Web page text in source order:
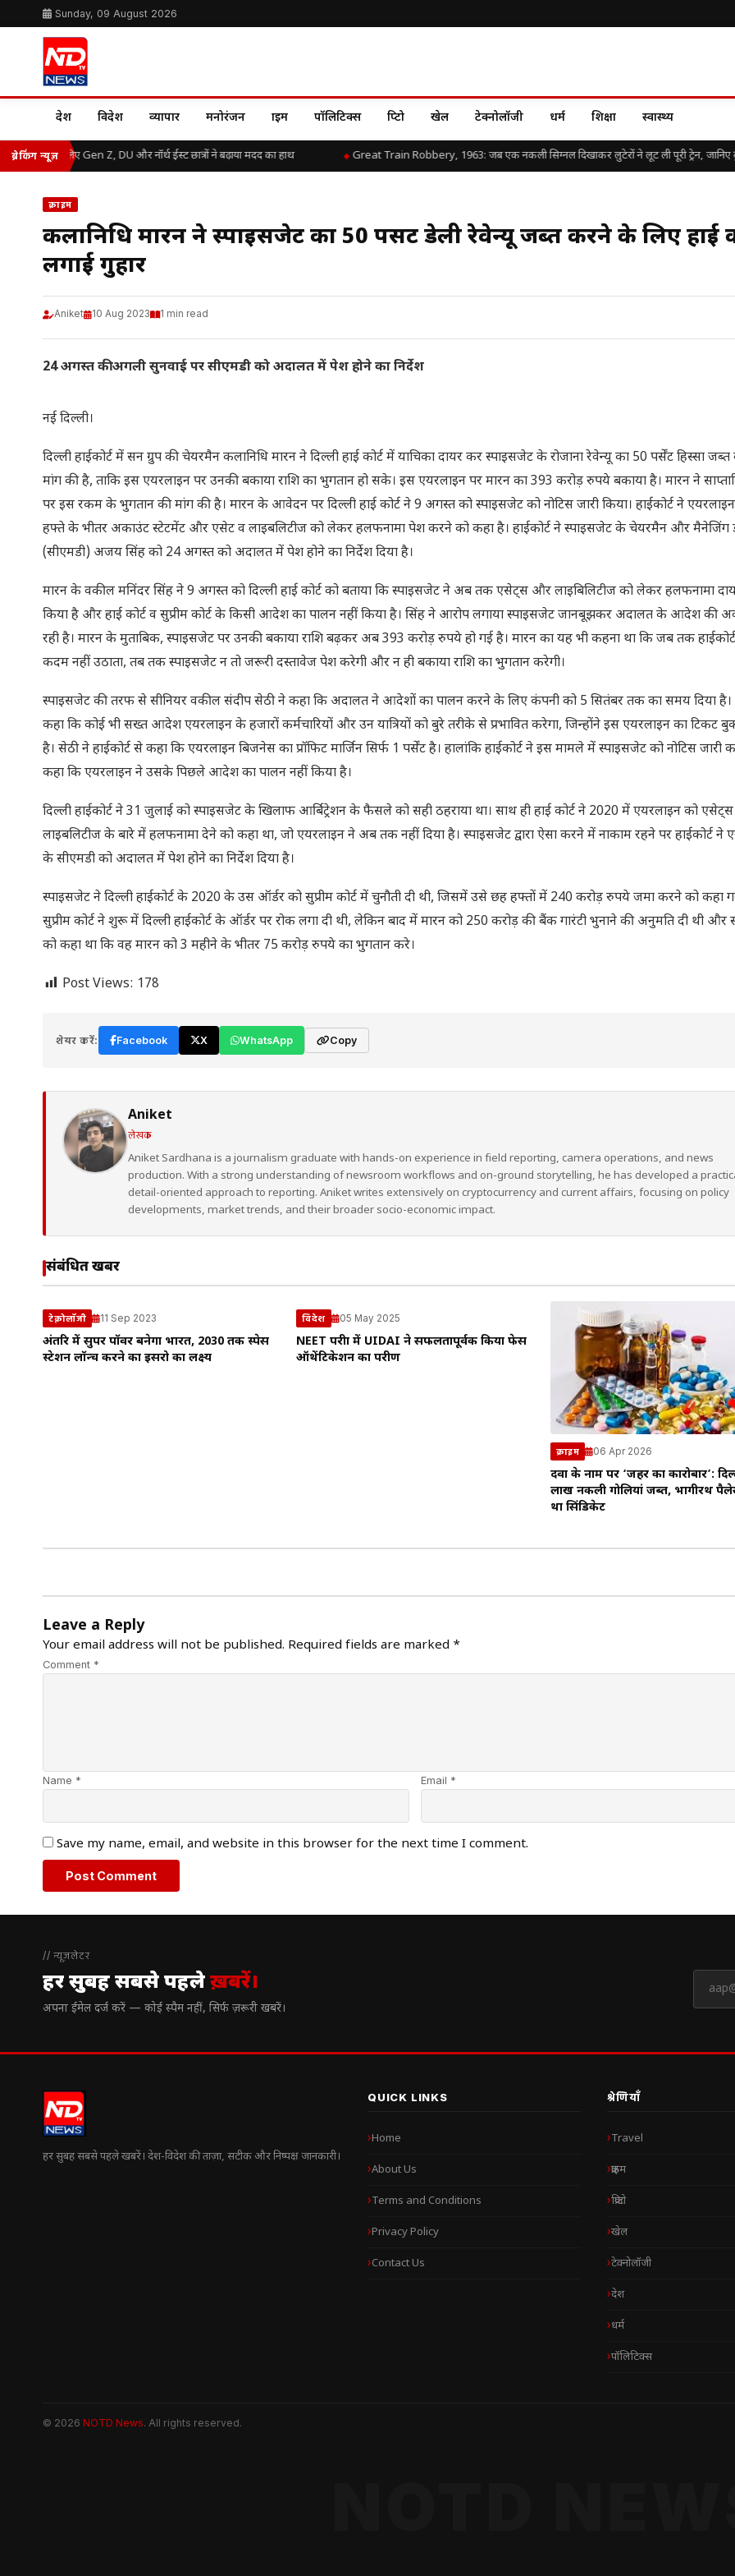
Sunday, 09 August 2026
देश विदेश व्यापार मनोरंजन क्राइम पॉलिटिक्स क्रिप्टो खेल टेक्नोलॉजी धर्म शिक्षा स्वास्थ्य
ब्रेकिंग न्यूज़
राहत के लिए Gen Z, DU और नॉर्थ ईस्ट छात्रों ने बढ़ाया मदद का हाथ Great Train Robbery, 1963: जब एक नकली सिग्नल दिखाकर लुटेरों ने लूट ली पूरी ट्रेन, जानिए
क्राइम
कलानिधि मारन ने स्पाइसजेट का 50 पर्सेंट डेली रेवेन्यू जब्त करने के लिए हाई
लगाई गुहार
Aniket 10 Aug 2023 1 min read
24 अगस्त की अगली सुनवाई पर सीएमडी को अदालत में पेश होने का निर्देश
नई दिल्ली।
दिल्ली हाईकोर्ट में सन ग्रुप की चेयरमैन कलानिधि मारन ने दिल्ली हाई कोर्ट में याचिका दायर कर स्पाइसजेट के रोजाना रेवेन्यू का 50 पर्सेंट हिस्सा
मांग की है, ताकि इस एयरलाइन पर उनकी बकाया राशि का भुगतान हो सके। इस एयरलाइन पर मारन का 393 करोड़ रुपये बकाया है। मारन ने
पर इस रकम के भुगतान की मांग की है। मारन के आवेदन पर दिल्ली हाई कोर्ट ने 9 अगस्त को स्पाइसजेट को नोटिस जारी किया। हाईकोर्ट ने
हफ्ते के भीतर अकाउंट स्टेटमेंट और एसेट व लाइबलिटीज को लेकर हलफनामा पेश करने को कहा है। हाईकोर्ट ने स्पाइसजेट के चेयरमैन और मैनेजिंग
(सीएमडी) अजय सिंह को 24 अगस्त को अदालत में पेश होने का निर्देश दिया है।
मारन के वकील मनिंदर सिंह ने 9 अगस्त को दिल्ली हाई कोर्ट को बताया कि स्पाइसजेट ने अब तक एसेट्स और लाइबिलिटीज को लेकर हलफनामा
किया है और हाई कोर्ट व सुप्रीम कोर्ट के किसी आदेश का पालन नहीं किया है। सिंह ने आरोप लगाया स्पाइसजेट जानबूझकर अदालत के आदेश की
रही है। मारन के मुताबिक, स्पाइसजेट पर उनकी बकाया राशि बढ़कर अब 393 करोड़ रुपये हो गई है। मारन का यह भी कहना था कि जब तक
कदम नहीं उठाता, तब तक स्पाइसजेट न तो जरूरी दस्तावेज पेश करेगी और न ही बकाया राशि का भुगतान करेगी।
स्पाइसजेट की तरफ से सीनियर वकील संदीप सेठी ने कहा कि अदालत ने आदेशों का पालन करने के लिए कंपनी को 5 सितंबर तक का समय दिया है।
कहा कि कोई भी सख्त आदेश एयरलाइन के हजारों कर्मचारियों और उन यात्रियों को बुरे तरीके से प्रभावित करेगा, जिन्होंने इस एयरलाइन का टिकट
है। सेठी ने हाईकोर्ट से कहा कि एयरलाइन बिजनेस का प्रॉफिट मार्जिन सिर्फ 1 पर्सेंट है। हालांकि हाईकोर्ट ने इस मामले में स्पाइसजेट को नोटिस जारी
कहा कि एयरलाइन ने उसके पिछले आदेश का पालन नहीं किया है।
दिल्ली हाईकोर्ट ने 31 जुलाई को स्पाइसजेट के खिलाफ आर्बिट्रेशन के फैसले को सही ठहराया था। साथ ही हाई कोर्ट ने 2020 में एयरलाइन को
लाइबलिटीज के बारे में हलफनामा देने को कहा था, जो एयरलाइन ने अब तक नहीं दिया है। स्पाइसजेट द्वारा ऐसा करने में नाकाम रहने पर हाईकोर्ट ने
के सीएमडी को अदालत में पेश होने का निर्देश दिया है।
स्पाइसजेट ने दिल्ली हाईकोर्ट के 2020 के उस ऑर्डर को सुप्रीम कोर्ट में चुनौती दी थी, जिसमें उसे छह हफ्तों में 240 करोड़ रुपये जमा करने को कहा
सुप्रीम कोर्ट ने शुरू में दिल्ली हाईकोर्ट के ऑर्डर पर रोक लगा दी थी, लेकिन बाद में मारन को 250 करोड़ की बैंक गारंटी भुनाने की अनुमति दी थी और
को कहा था कि वह मारन को 3 महीने के भीतर 75 करोड़ रुपये का भुगतान करे।
Post Views: 178
शेयर करें: Facebook X WhatsApp Copy
Aniket
लेखक
Aniket Sardhana is a journalism graduate with hands-on experience in field reporting, camera operations, and news
production. With a strong understanding of newsroom workflows and on-ground storytelling, he has developed a
detail-oriented approach to reporting. Aniket writes extensively on cryptocurrency and current affairs, focusing on policy
developments, market trends, and their broader socio-economic impact.
संबंधित खबरें
टेक्नोलॉजी 11 Sep 2023
अंतरिक्ष में सुपर पॉवर बनेगा भारत, 2030 तक स्पेस
स्टेशन लॉन्च करने का इसरो का लक्ष्य
विदेश 05 May 2025
NEET परीक्षा में UIDAI ने सफलतापूर्वक किया फेस
ऑथेंटिकेशन का परीक्षण
क्राइम 06 Apr 2026
दवा के नाम पर ‘जहर का कारोबार’:
लाख नकली गोलियां जब्त, भागीरथ
था सिंडिकेट
Leave a Reply
Your email address will not be published. Required fields are marked *
Comment *
Name * Email *
Save my name, email, and website in this browser for the next time I comment.
// न्यूज़लेटर
हर सुबह सबसे पहलेख़बरें।
अपना ईमेल दर्ज करें — कोई स्पैम नहीं, सिर्फ ज़रूरी खबरें।
हर सुबह सबसे पहले खबरें। देश-विदेश की ताज़ा, सटीक और निष्पक्ष जानकारी।
QUICK LINKS
Home
About Us
Terms and Conditions
Privacy Policy
Contact Us
श्रेणियाँ
Travel
क्राइम
क्रिप्टो
खेल
टेक्नोलॉजी
देश
धर्म
पॉलिटिक्स
© 2026 NOTD News. All rights reserved.